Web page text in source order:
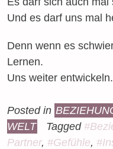
Und es darf uns mal
Denn wenn es
Lernen.
Uns weiter entwickeln.
Posted in
WELT
Tagged
Partner, #Gefühle,